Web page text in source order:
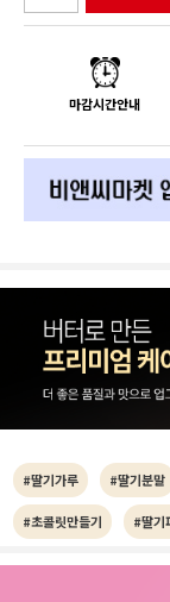
마감시간안내
#딸기가루 #딸기분말
#초콜릿만들기 #딸기